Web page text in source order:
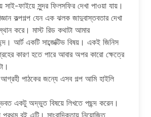
সাই-ফাইয়ে সুন্দর ফিলসফির দেখা পাওয়া যায়‌।
কল্পগল্প যেন এক ঝলক জাদুবাস্তবতার দেখা
করে। মাস্ট রিড কথাটা আমার
আর্ট একটি সাব্জেক্টিভ বিষয়। এক‌ই জিনিস
কারণ হতে পারে আবার অপর কারো ক্ষেত্রে
আগ্রহী পাঠকের জন্যে এসব গল্প আমি হাইলি
একটু অদ্ভুত বিষয়ে লিখতে পছন্দ করেন।
প্রথম ব‌ই এটি। সাংবাদিকতায় নিয়োজিত